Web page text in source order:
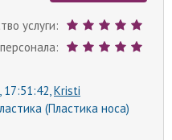
услуги:
Kristi
(Пластика носа)